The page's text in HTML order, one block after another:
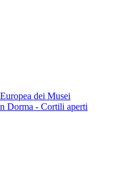
dei Musei
Dorma - Cortili aperti